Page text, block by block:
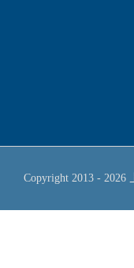
Copyright 2013 - 2026